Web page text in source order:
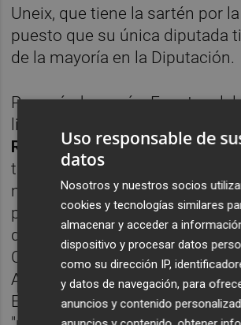
Uneix, que tiene la sartén por
puesto que su única diputada
de la mayoría en la Diputación.
Pero aún hay más. Fuentes
liderado por el alcalde de
Rodríguez, señalaron a este
también tienen intención de
marcha atrás sobre la
por la FVMP para el
de
Gonzalo Romero,exconcejal
Castelló,como miembro del
Administración de À Punt, dado
Ens Uneix tienen la intención
Uso responsable de
datos
Nosotros y nuestros socios
cookies y tecnologías similares
almacenar y acceder a
dispositivo y procesar datos
como su dirección IP,
y datos de navegación, para
anuncios y contenido